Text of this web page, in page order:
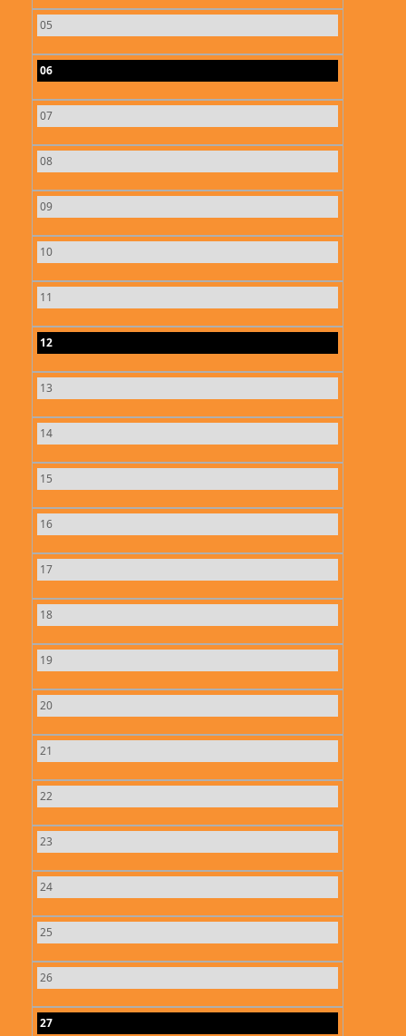
05
06
07
08
09
10
11
12
13
14
15
16
17
18
19
20
21
22
23
24
25
26
27